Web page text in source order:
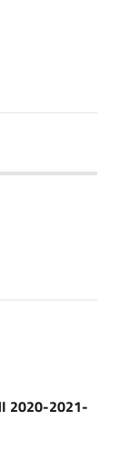
2020-2021-